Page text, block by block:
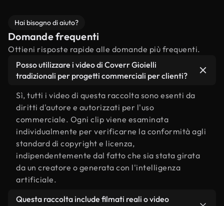
Hai bisogno di aiuto?
Domande frequenti
Ottieni risposte rapide alle domande più frequenti.
Posso utilizzare i video di Coverr Gioielli
tradizionali per progetti commerciali per clienti?
Sì, tutti i video di questa raccolta sono esenti da
diritti d'autore e autorizzati per l'uso
commerciale. Ogni clip viene esaminata
individualmente per verificarne la conformità agli
standard di copyright e licenza,
indipendentemente dal fatto che sia stata girata
da un creatore o generata con l'intelligenza
artificiale.
Questa raccolta include filmati reali o video